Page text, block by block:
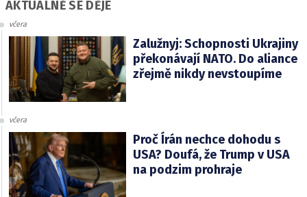
AKTUÁLNĚ SE DĚJE
včera
Zalužnyj: Schopnosti Ukrajiny
překonávají NATO. Do aliance
zřejmě nikdy nevstoupíme
včera
Proč Írán nechce dohodu s
USA? Doufá, že Trump v USA
na podzim prohraje